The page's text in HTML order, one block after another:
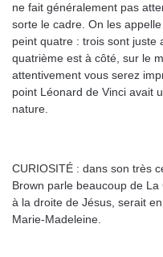
ne fait généralement pas
sorte le cadre. On les
peint quatre : trois sont juste
quatrième est à côté, sur le
attentivement vous serez
point Léonard de Vinci avait
nature.
CURIOSITÉ : dans son très
Brown parle beaucoup de La
à la droite de Jésus, serait
Marie-Madeleine.